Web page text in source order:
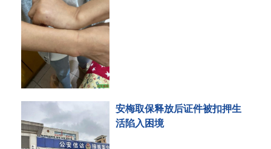
安梅取保释放后证件被扣押生
活陷入困境